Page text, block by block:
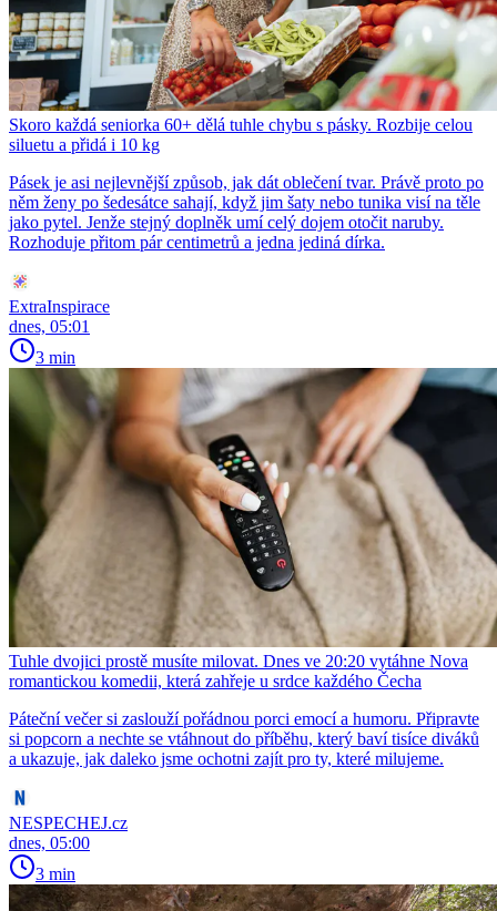
Skoro každá seniorka 60+ dělá tuhle chybu s pásky. Rozbije celou
siluetu a přidá i 10 kg
Pásek je asi nejlevnější způsob, jak dát oblečení tvar. Právě proto po
něm ženy po šedesátce sahají, když jim šaty nebo tunika visí na těle
jako pytel. Jenže stejný doplněk umí celý dojem otočit naruby.
Rozhoduje přitom pár centimetrů a jedna jediná dírka.
ExtraInspirace
dnes, 05:01
3 min
Tuhle dvojici prostě musíte milovat. Dnes ve 20:20 vytáhne Nova
romantickou komedii, která zahřeje u srdce každého Čecha
Páteční večer si zaslouží pořádnou porci emocí a humoru. Připravte
si popcorn a nechte se vtáhnout do příběhu, který baví tisíce diváků
a ukazuje, jak daleko jsme ochotni zajít pro ty, které milujeme.
NESPECHEJ.cz
dnes, 05:00
3 min